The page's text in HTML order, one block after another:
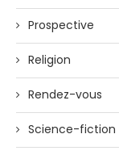
Prospective
Religion
Rendez-vous
Science-fiction